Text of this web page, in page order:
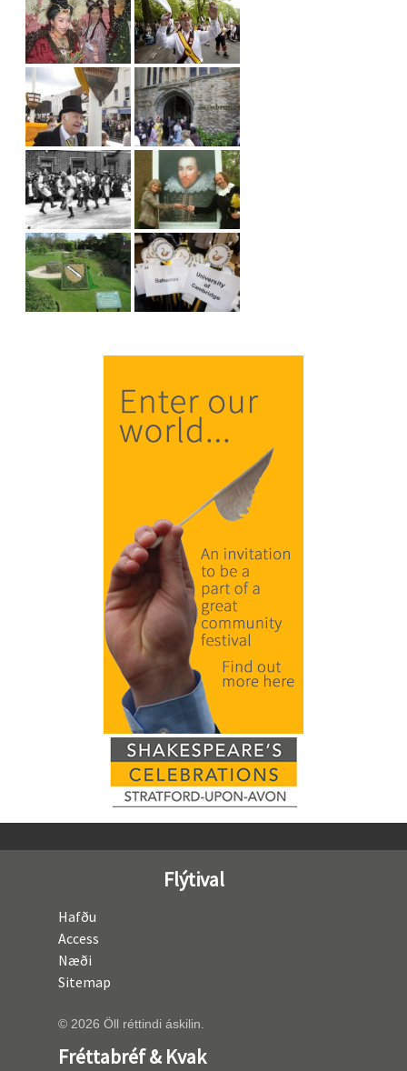
Flýtival
Hafðu
Access
Næði
Sitemap
© 2026 Öll réttindi áskilin.
Fréttabréf & Kvak